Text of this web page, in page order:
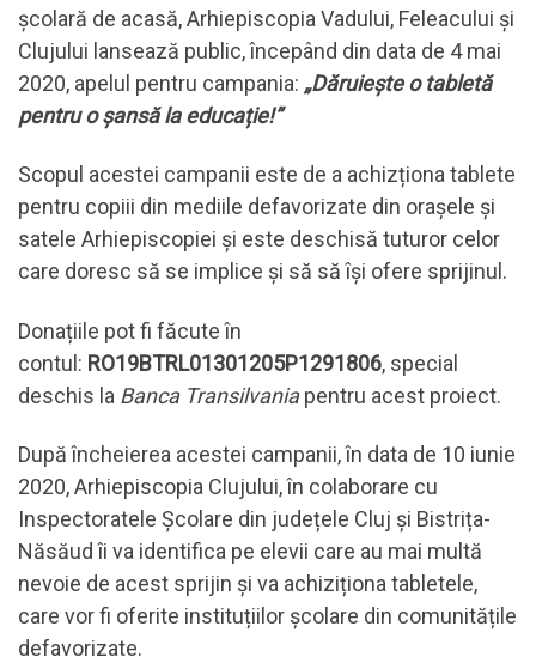
școlară de acasă, Arhiepiscopia Vadului, Feleacului și
Clujului lansează public, începând din data de 4 mai
2020, apelul pentru campania: „Dăruiește o tabletă
pentru o șansă la educație!”
Scopul acestei campanii este de a achizționa tablete
pentru copiii din mediile defavorizate din orașele și
satele Arhiepiscopiei și este deschisă tuturor celor
care doresc să se implice și să să își ofere sprijinul.
Donațiile pot fi făcute în
contul: RO19BTRL01301205P1291806, special
deschis la Banca Transilvaniapentru acest proiect.
După încheierea acestei campanii, în data de 10 iunie
2020, Arhiepiscopia Clujului, în colaborare cu
Inspectoratele Școlare din județele Cluj și Bistrița-
Năsăud îi va identifica pe elevii care au mai multă
nevoie de acest sprijin și va achiziționa tabletele,
care vor fi oferite instituțiilor școlare din comunitățile
defavorizate.